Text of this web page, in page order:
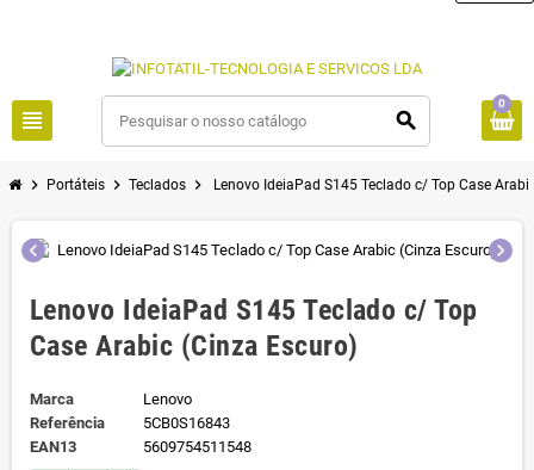
view_headline search
0
chevron_right Portáteis chevron_right Teclados chevron_right Lenovo IdeiaPad S145 Teclado c/ Top Case
chevron_left chevron_right
Lenovo IdeiaPad S145 Teclado c/ Top
Case Arabic (Cinza Escuro)
Marca
Lenovo
Referência
5CB0S16843
EAN13
5609754511548